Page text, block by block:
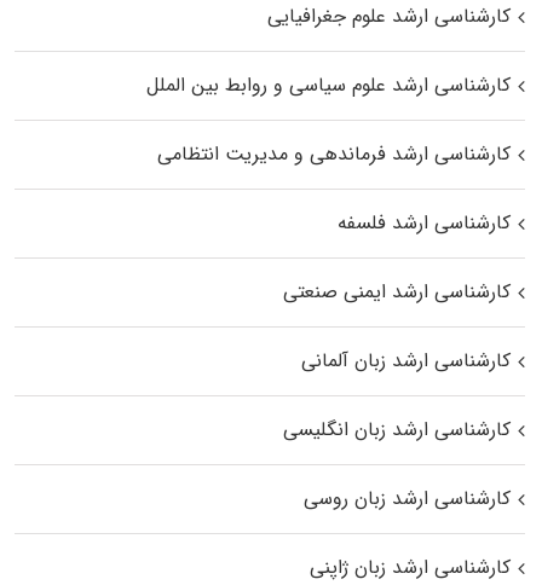
کارشناسی ارشد علوم جغرافیایی
کارشناسی ارشد علوم سیاسی و روابط بین الملل
کارشناسی ارشد فرماندهی و مدیریت انتظامی
کارشناسی ارشد فلسفه
کارشناسی ارشد ایمنی صنعتی
کارشناسی ارشد زبان آلمانی
کارشناسی ارشد زبان انگلیسی
کارشناسی ارشد زبان روسی
کارشناسی ارشد زبان ژاپنی